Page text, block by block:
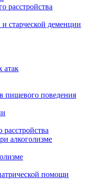
расстройства
старческой деменции
атак
пищевого поведения
алкоголизме
помощи